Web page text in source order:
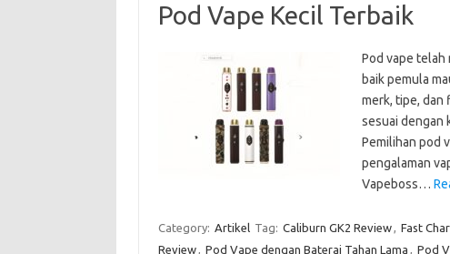
Pod Vape Kecil Terbaik
Pod vape telah
baik pemula
merk, tipe, dan
sesuai dengan
Pemilihan pod
pengalaman
Vapeboss…
Category: Artikel Tag: Caliburn GK2 Review, Fast
Review, Pod Vape dengan Baterai Tahan Lama , Pod